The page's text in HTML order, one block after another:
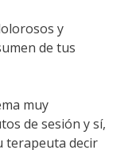
y
de tus
muy
de sesión y sí,
terapeuta decir